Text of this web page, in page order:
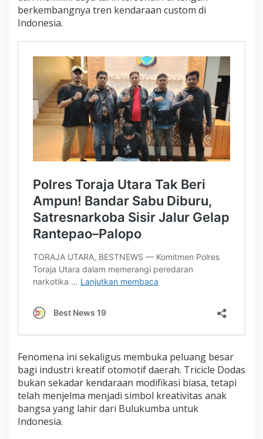
berkembangnya tren kendaraan custom di
Indonesia.
Fenomena ini sekaligus membuka peluang besar
bagi industri kreatif otomotif daerah. Tricicle Dodas
bukan sekadar kendaraan modifikasi biasa, tetapi
telah menjelma menjadi simbol kreativitas anak
bangsa yang lahir dari Bulukumba untuk
Indonesia.